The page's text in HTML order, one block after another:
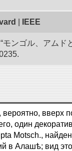
IEEE
モンゴル、アム
вверх
один
Motsch.,
в Алашѣ; вид